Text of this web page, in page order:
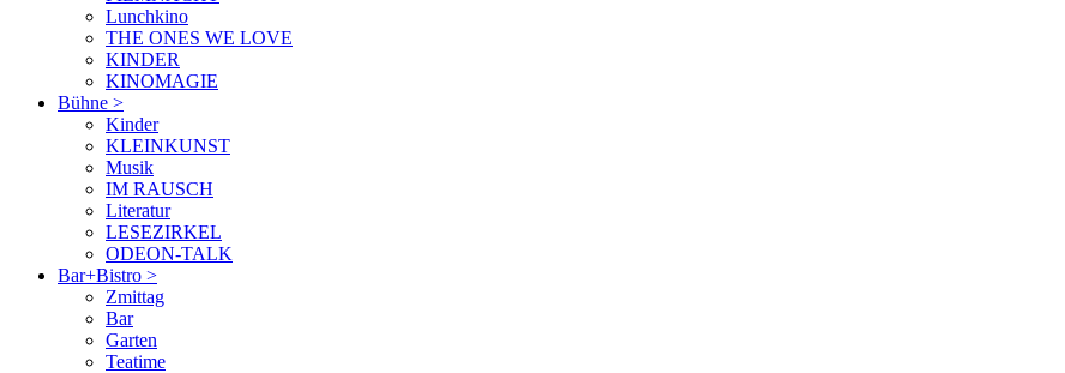
Lunchkino
THE ONES WE LOVE
KINDER
KINOMAGIE
Bühne >
Kinder
KLEINKUNST
Musik
IM RAUSCH
Literatur
LESEZIRKEL
ODEON-TALK
Bar+Bistro >
Zmittag
Bar
Garten
Teatime